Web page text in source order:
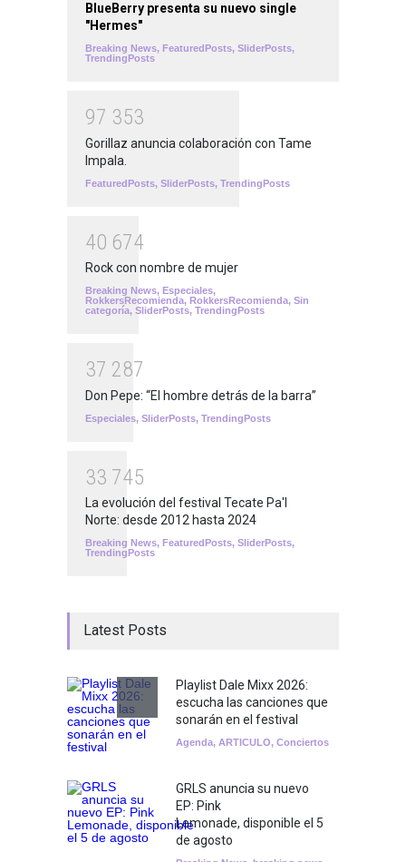
BlueBerry presenta su nuevo single
"Hermes"
Breaking News, FeaturedPosts, SliderPosts,
TrendingPosts
97 353
Gorillaz anuncia colaboración con Tame
Impala.
FeaturedPosts, SliderPosts, TrendingPosts
40 674
Rock con nombre de mujer
Breaking News, Especiales,
RokkersRecomienda, RokkersRecomienda, Sin
categoría, SliderPosts, TrendingPosts
37 287
Don Pepe: “El hombre detrás de la barra”
Especiales, SliderPosts, TrendingPosts
33 745
La evolución del festival Tecate Pa'l
Norte: desde 2012 hasta 2024
Breaking News, FeaturedPosts, SliderPosts,
TrendingPosts
Latest Posts
Playlist Dale Mixx 2026:
escucha las canciones que
sonarán en el festival
Agenda, ARTICULO, Conciertos
GRLS anuncia su nuevo
EP: Pink
Lemonade, disponible el 5
de agosto